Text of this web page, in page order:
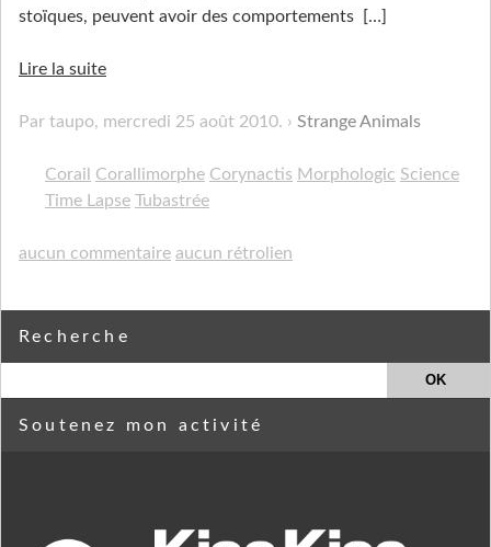
stoïques, peuvent avoir des comportements
[…]
Lire la suite
Par taupo, mercredi 25 août 2010. Strange Animals
Corail Corallimorphe Corynactis Morphologic Science
Time Lapse Tubastrée
aucun commentaire aucun rétrolien
Recherche
Soutenez mon activité